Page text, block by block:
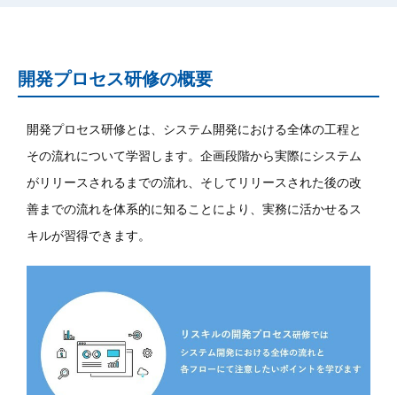
開発プロセス研修の概要
開発プロセス研修とは、システム開発における全体の工程と
その流れについて学習します。企画段階から実際にシステム
がリリースされるまでの流れ、そしてリリースされた後の改
善までの流れを体系的に知ることにより、実務に活かせるス
キルが習得できます。